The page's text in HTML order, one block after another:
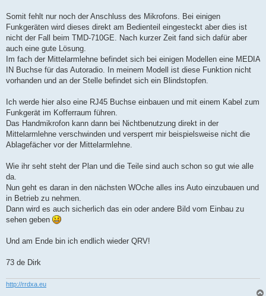
Somit fehlt nur noch der Anschluss des Mikrofons. Bei einigen
Funkgeräten wird dieses direkt am Bedienteil eingesteckt aber dies ist
nicht der Fall beim TMD-710GE. Nach kurzer Zeit fand sich dafür aber
auch eine gute Lösung.
Im fach der Mittelarmlehne befindet sich bei einigen Modellen eine MEDIA
IN Buchse für das Autoradio. In meinem Modell ist diese Funktion nicht
vorhanden und an der Stelle befindet sich ein Blindstopfen.
Ich werde hier also eine RJ45 Buchse einbauen und mit einem Kabel zum
Funkgerät im Kofferraum führen.
Das Handmikrofon kann dann bei Nichtbenutzung direkt in der
Mittelarmlehne verschwinden und versperrt mir beispielsweise nicht die
Ablagefächer vor der Mittelarmlehne.
Wie ihr seht steht der Plan und die Teile sind auch schon so gut wie alle
da.
Nun geht es daran in den nächsten WOche alles ins Auto einzubauen und
in Betrieb zu nehmen.
Dann wird es auch sicherlich das ein oder andere Bild vom Einbau zu
sehen geben
Und am Ende bin ich endlich wieder QRV!
73 de Dirk
http://rrdxa.eu